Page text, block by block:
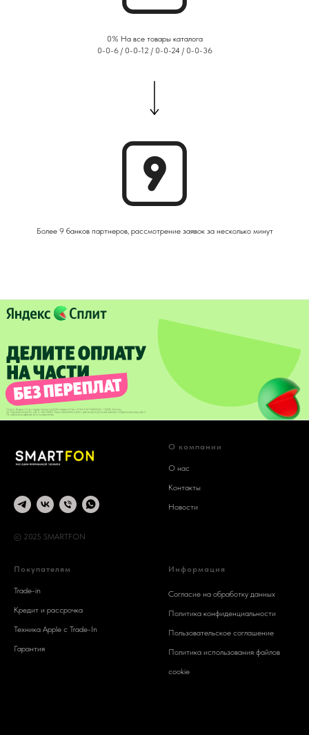
0% На все товары каталога
0-0-6 / 0-0-12 / 0-0-24 / 0-0-36
Более 9 банков партнеров, рассмотрение заявок за несколько минут
© 2025 SMARTFON
О компании
О нас
Контакты
Новости
Покупателям
Trade-in
Кредит и рассрочка
Техника Apple c Trade-In
Гарантия
Информация
Согласие на обработку данных
Политика конфиденциальности
Пользовательское соглашение
Политика использования файлов
cookie